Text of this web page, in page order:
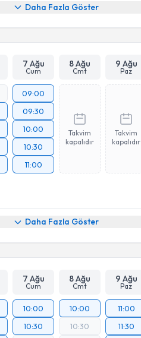
Daha Fazla Göster
7 Ağu
Cum
8 Ağu
Cmt
9 Ağu
Paz
09:00
09:30
10:00
10:30
11:00
Takvim
kapalıdır
Takvim
kapalıdır
Daha Fazla Göster
7 Ağu
Cum
8 Ağu
Cmt
9 Ağu
Paz
10:00
10:30
10:00
10:30
11:00
11:30